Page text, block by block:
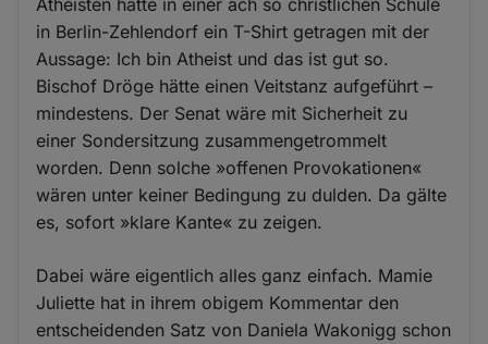
in Berlin-Zehlendorf ein T-Shirt getragen mit der
Aussage: Ich bin Atheist und das ist gut so.
Bischof Dröge hätte einen Veitstanz aufgeführt –
mindestens. Der Senat wäre mit Sicherheit zu
einer Sondersitzung zusammengetrommelt
worden. Denn solche »offenen Provokationen«
wären unter keiner Bedingung zu dulden. Da gälte
es, sofort »klare Kante« zu zeigen.
Dabei wäre eigentlich alles ganz einfach. Mamie
Juliette hat in ihrem obigem Kommentar den
entscheidenden Satz von Daniela Wakonigg schon